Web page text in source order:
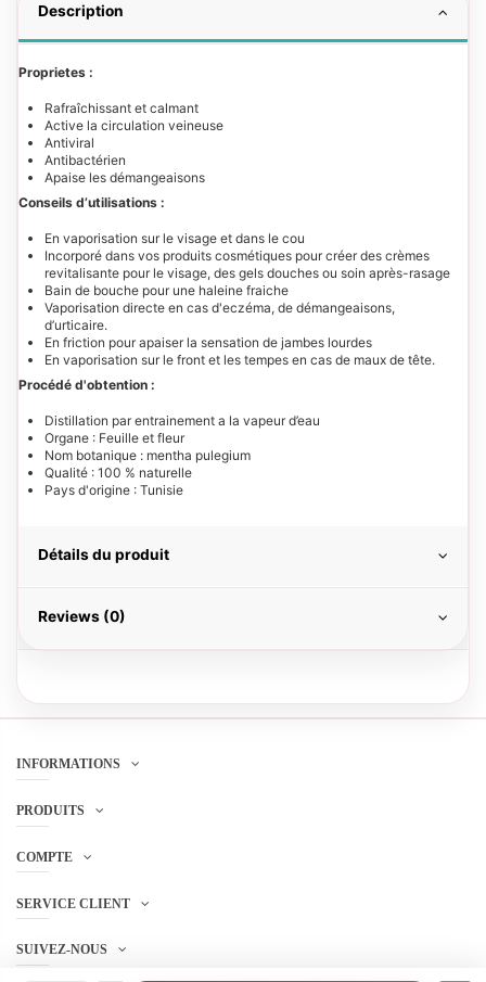
Description
Proprietes :
Rafraîchissant et calmant
Active la circulation veineuse
Antiviral
Antibactérien
Apaise les démangeaisons
Conseils d’utilisations :
En vaporisation sur le visage et dans le cou
Incorporé dans vos produits cosmétiques pour créer des crèmes
revitalisante pour le visage, des gels douches ou soin après-rasage
Bain de bouche pour une haleine fraiche
Vaporisation directe en cas d'eczéma, de démangeaisons,
d’urticaire.
En friction pour apaiser la sensation de jambes lourdes
En vaporisation sur le front et les tempes en cas de maux de tête.
Procédé d'obtention :
Distillation par entrainement a la vapeur d’eau
Organe : Feuille et fleur
Nom botanique : mentha pulegium
Qualité : 100 % naturelle
Pays d'origine : Tunisie
Détails du produit
Reviews (0)
INFORMATIONS
PRODUITS
COMPTE
SERVICE CLIENT
SUIVEZ-NOUS